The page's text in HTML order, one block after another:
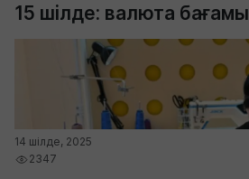
15 шілде: валюта бағамы
14 шілде, 2025
2347